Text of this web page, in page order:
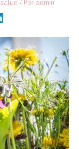
salud / Por admin